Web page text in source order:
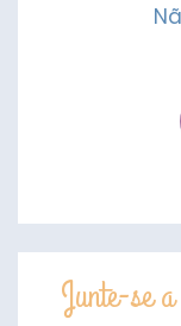
Junte-se